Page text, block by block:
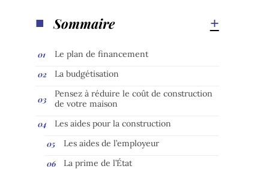
Sommaire
Le plan de financement
La budgétisation
Pensez à réduire le coût de construction
de votre maison
Les aides pour la construction
Les aides de l’employeur
La prime de l’État